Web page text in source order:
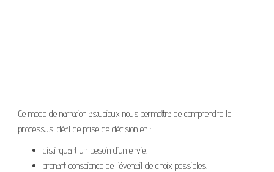
Ce mode de narration astucieux nous permettra de comprendre le
processus idéal de prise de décision en :
distinguant un besoin d’un envie.
prenant conscience de l’éventail de choix possibles.